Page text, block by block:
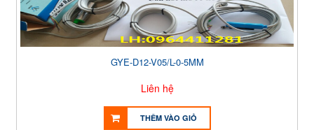
GYE-D12-V05/L-0-5MM
Liên hệ
THÊM VÀO GIỎ